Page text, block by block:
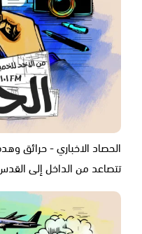
الحصاد الاخباري - حرائق
تتصاعد من الداخل إلى القدس